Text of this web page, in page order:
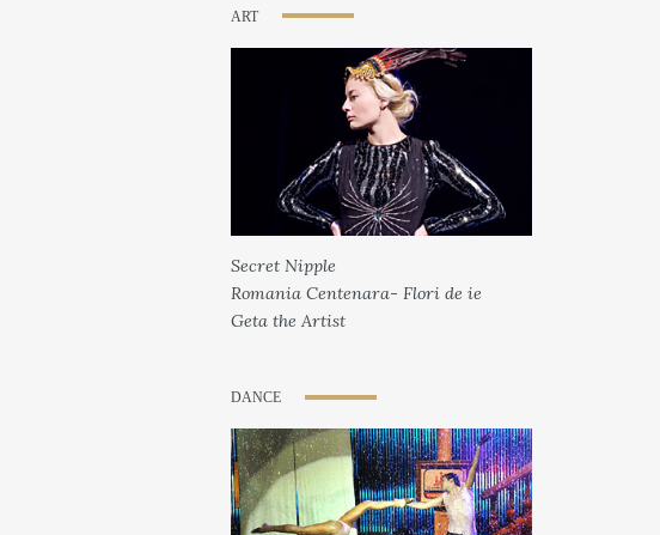
ART
Secret Nipple
Romania Centenara- Flori de ie
Geta the Artist
DANCE